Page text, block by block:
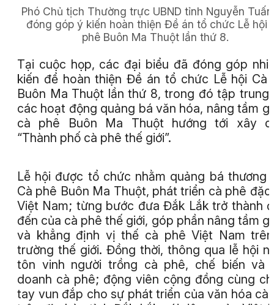
Phó Chủ tịch Thường trực UBND tỉnh Nguyễn
đóng góp ý kiến hoàn thiện Đề án tổ chức Lễ hội
phê Buôn Ma Thuột lần thứ 8.
Tại cuộc họp, các đại biểu đã đóng góp
kiến để hoàn thiện Đề án tổ chức Lễ hội Cà
Buôn Ma Thuột lần thứ 8, trong đó tập trung
các hoạt động quảng bá văn hóa, nâng tầm
cà phê Buôn Ma Thuột hướng tới xây
“Thành phố cà phê thế giới”.
Lễ hội được tổ chức nhằm quảng bá thương
Cà phê Buôn Ma Thuột, phát triển cà phê đặc
Việt Nam; từng bước đưa Đắk Lắk trở thành
đến của cà phê thế giới, góp phần nâng tầm
và khẳng định vị thế cà phê Việt Nam
trường thế giới. Đồng thời, thông qua lễ hội
tôn vinh người trồng cà phê, chế biến và
doanh cà phê; động viên cộng đồng cùng
tay vun đắp cho sự phát triển của văn hóa cà